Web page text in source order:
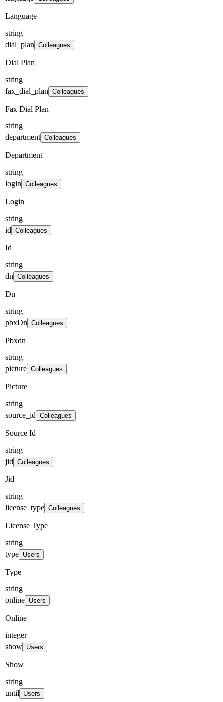
Language
string
dial_plan Colleagues
Dial Plan
string
fax_dial_plan Colleagues
Fax Dial Plan
string
department Colleagues
Department
string
login Colleagues
Login
string
id Colleagues
Id
string
dn Colleagues
Dn
string
pbxDn Colleagues
Pbxdn
string
picture Colleagues
Picture
string
source_id Colleagues
Source Id
string
jid Colleagues
Jid
string
license_type Colleagues
License Type
string
type Users
Type
string
online Users
Online
integer
show Users
Show
string
until
Users